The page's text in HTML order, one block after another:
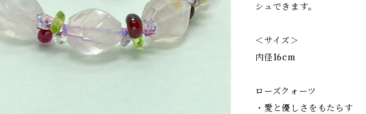
シュできます。
＜サイズ＞
内径16cm
ローズクォーツ
・愛と優しさをもたらす